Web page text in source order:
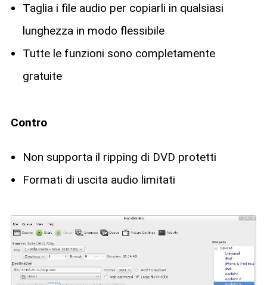
Taglia i file audio per copiarli in qualsiasi
lunghezza in modo flessibile
Tutte le funzioni sono completamente
gratuite
Contro
Non supporta il ripping di DVD protetti
Formati di uscita audio limitati